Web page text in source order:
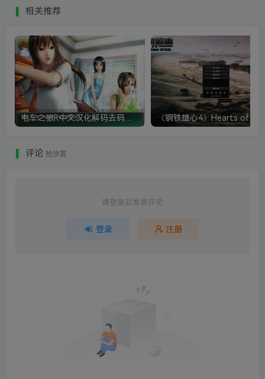
相关推荐
评论 抢沙发
请登录后发表评论
登录 注册